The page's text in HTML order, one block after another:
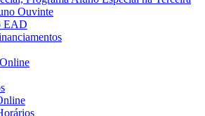
Ouvinte
EAD